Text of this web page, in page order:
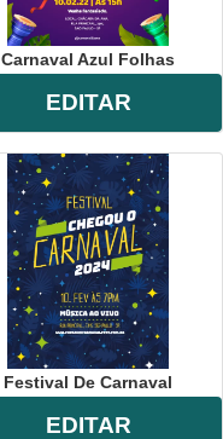
Carnaval Azul Folhas
EDITAR
Festival De Carnaval
EDITAR